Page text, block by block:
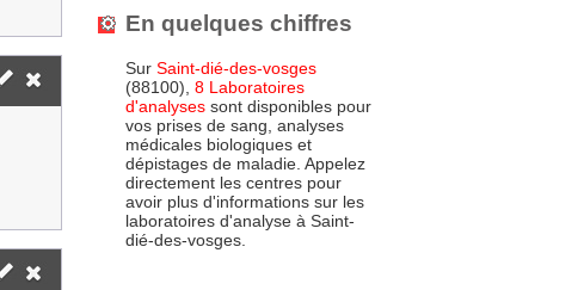
En quelques chiffres
Sur Saint-dié-des-vosges
(88100), 8 Laboratoires
d'analyses sont disponibles pour
vos prises de sang, analyses
médicales biologiques et
dépistages de maladie. Appelez
directement les centres pour
avoir plus d'informations sur les
laboratoires d'analyse à Saint-
dié-des-vosges.